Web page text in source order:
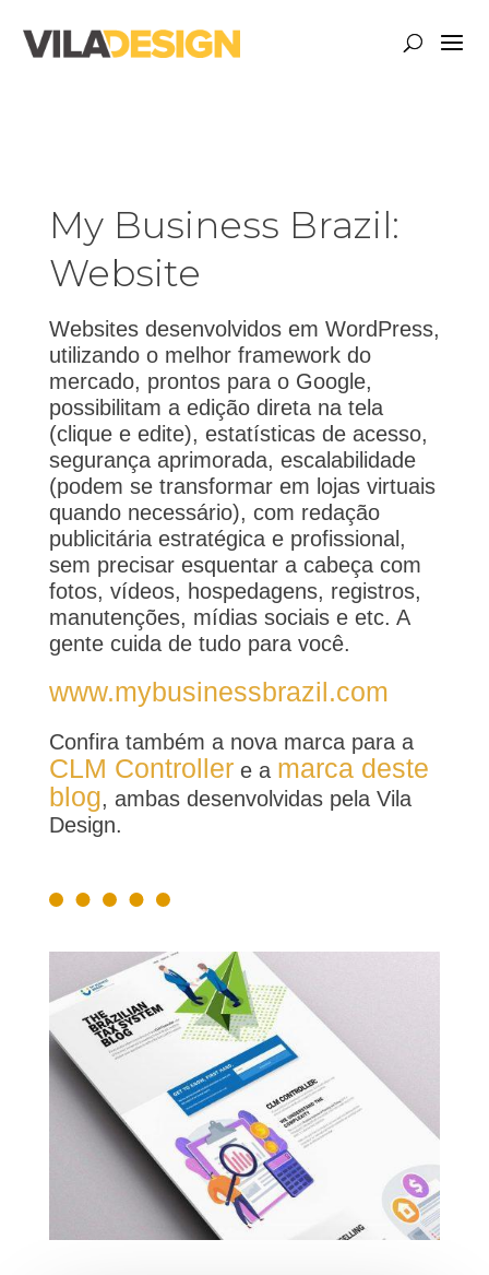
My Business Brazil:
Website
Websites desenvolvidos em WordPress,
utilizando o melhor framework do
mercado, prontos para o Google,
possibilitam a edição direta na tela
(clique e edite), estatísticas de acesso,
segurança aprimorada, escalabilidade
(podem se transformar em lojas virtuais
quando necessário), com redação
publicitária estratégica e profissional,
sem precisar esquentar a cabeça com
fotos, vídeos, hospedagens, registros,
manutenções, mídias sociais e etc. A
gente cuida de tudo para você.
www.mybusinessbrazil.com
Confira também a nova marca para a
CLM Controllere a marca deste
blog, ambas desenvolvidas pela Vila
Design.